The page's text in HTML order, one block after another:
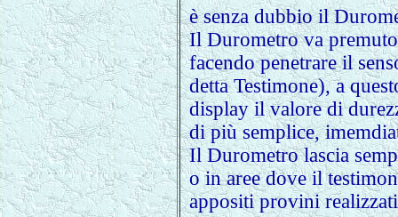
è senza dubbio il
Il Durometro va
facendo penetrare il
detta Testimone), a
display il valore di
di più semplice,
Il Durometro lascia
o in aree dove il
appositi provini